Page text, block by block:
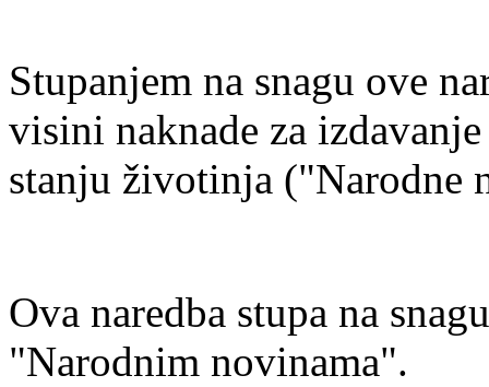
Stupanjem na snagu ove
visini naknade za
stanju životinja ("Narodne
Ova naredba stupa na
"Narodnim novinama".